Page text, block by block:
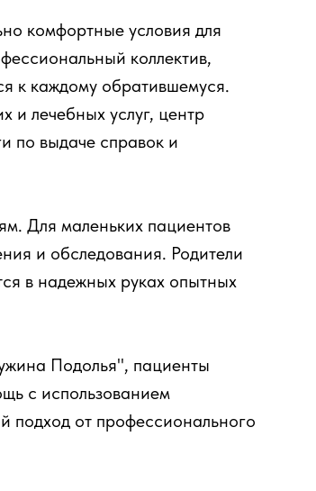
комфортные условия для
коллектив,
к каждому обратившемуся.
и лечебных услуг, центр
по выдаче справок и
Для маленьких пациентов
и обследования. Родители
в надежных руках опытных
Подолья", пациенты
с использованием
подход от профессионального